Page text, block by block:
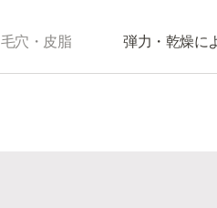
毛穴・皮脂 弾力・乾燥に